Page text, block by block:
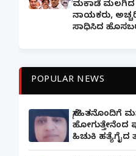
ಮಕಾಡೆ
ನಾಯಕರು,
ಸಾಧಿಸಿದ
POPULAR NEWS
ಸ್ನೇಹಿತನೊಂದಿಗೆ
ಹೋಗುತ್ತೇನೆಂದ
ಹಿಚುಕಿ